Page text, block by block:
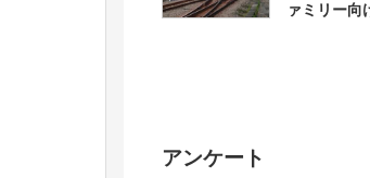
ァミリー向
アンケート